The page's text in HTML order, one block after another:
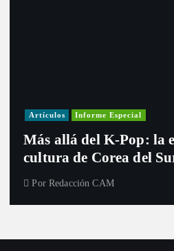
Artículos Informe Especial
Más allá del K-Pop: la
cultura de Corea del
Por Redacción CAM